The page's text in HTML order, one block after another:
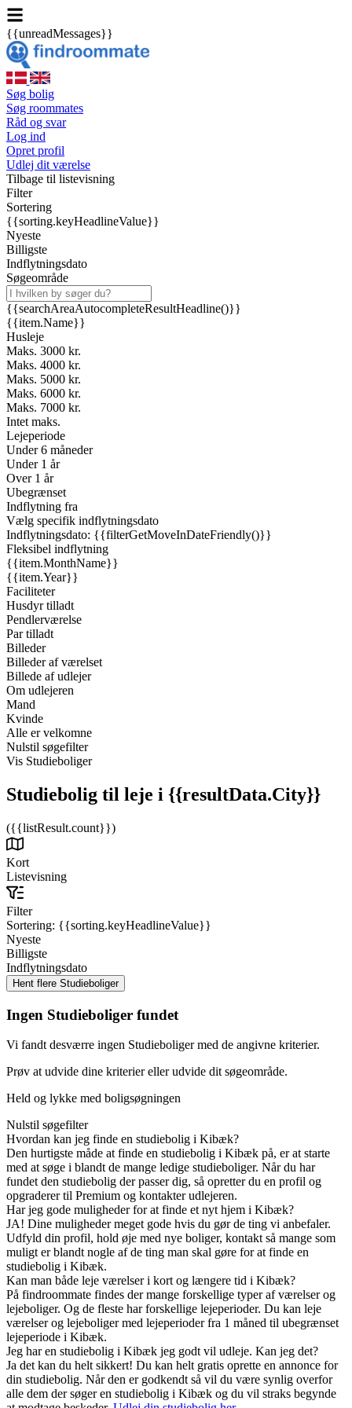
{{unreadMessages}}
Søg bolig
Søg roommates
Råd og svar
Log ind
Opret profil
Udlej dit værelse
Tilbage til listevisning
Filter
Sortering
{{sorting.keyHeadlineValue}}
Nyeste
Billigste
Indflytningsdato
Søgeområde
{{searchAreaAutocompleteResultHeadline()}}
{{item.Name}}
Husleje
Maks. 3000 kr.
Maks. 4000 kr.
Maks. 5000 kr.
Maks. 6000 kr.
Maks. 7000 kr.
Intet maks.
Lejeperiode
Under 6 måneder
Under 1 år
Over 1 år
Ubegrænset
Indflytning fra
Vælg specifik indflytningsdato
Indflytningsdato: {{filterGetMoveInDateFriendly()}}
Fleksibel indflytning
{{item.MonthName}}
{{item.Year}}
Faciliteter
Husdyr tilladt
Pendlerværelse
Par tilladt
Billeder
Billeder af værelset
Billede af udlejer
Om udlejeren
Mand
Kvinde
Alle er velkomne
Nulstil søgefilter
Vis Studieboliger
Studiebolig til leje i {{resultData.City}}
({{listResult.count}})
Kort
Listevisning
Filter
Sortering: {{sorting.keyHeadlineValue}}
Nyeste
Billigste
Indflytningsdato
Ingen Studieboliger fundet
Vi fandt desværre ingen Studieboliger med de angivne kriterier.
Prøv at udvide dine kriterier eller udvide dit søgeområde.
Held og lykke med boligsøgningen
Nulstil søgefilter
Hvordan kan jeg finde en studiebolig i Kibæk?
Den hurtigste måde at finde en studiebolig i Kibæk på, er at starte
med at søge i blandt de mange ledige studieboliger. Når du har
fundet den studiebolig der passer dig, så opretter du en profil og
opgraderer til Premium og kontakter udlejeren.
Har jeg gode muligheder for at finde et nyt hjem i Kibæk?
JA! Dine muligheder meget gode hvis du gør de ting vi anbefaler.
Udfyld din profil, hold øje med nye boliger, kontakt så mange som
muligt er blandt nogle af de ting man skal gøre for at finde en
studiebolig i Kibæk.
Kan man både leje værelser i kort og længere tid i Kibæk?
På findroommate findes der mange forskellige typer af værelser og
lejeboliger. Og de fleste har forskellige lejeperioder. Du kan leje
værelser og lejeboliger med lejeperioder fra 1 måned til ubegrænset
lejeperiode i Kibæk.
Jeg har en studiebolig i Kibæk jeg godt vil udleje. Kan jeg det?
Ja det kan du helt sikkert! Du kan helt gratis oprette en annonce for
din studiebolig. Når den er godkendt så vil du være synlig overfor
alle dem der søger en studiebolig i Kibæk og du vil straks begynde